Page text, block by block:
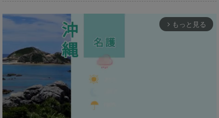
arrow_forward_ios もっと見る